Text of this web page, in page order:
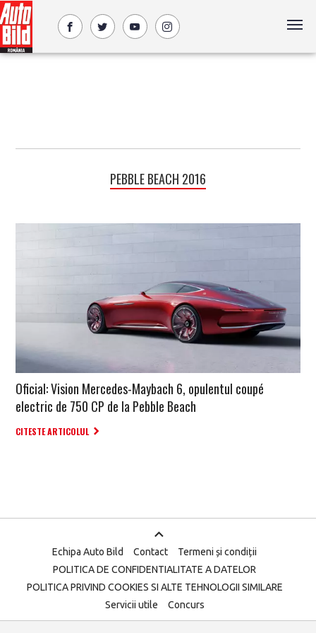
PEBBLE BEACH 2016
Oficial: Vision Mercedes-Maybach 6, opulentul coupé
electric de 750 CP de la Pebble Beach
CITESTE ARTICOLUL
Echipa Auto Bild Contact
Termeni și condiții
POLITICA DE CONFIDENTIALITATE A DATELOR
POLITICA PRIVIND COOKIES SI ALTE TEHNOLOGII SIMILARE
Servicii utile
Concurs